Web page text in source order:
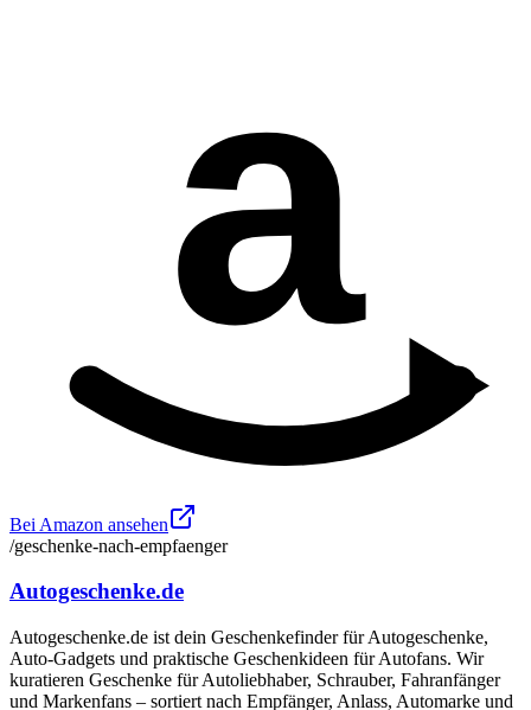
a
Bei Amazon ansehen
/geschenke-nach-empfaenger
Autogeschenke.de
Autogeschenke.de ist dein Geschenkefinder für Autogeschenke,
Auto-Gadgets und praktische Geschenkideen für Autofans. Wir
kuratieren Geschenke für Autoliebhaber, Schrauber, Fahranfänger
und Markenfans – sortiert nach Empfänger, Anlass, Automarke und